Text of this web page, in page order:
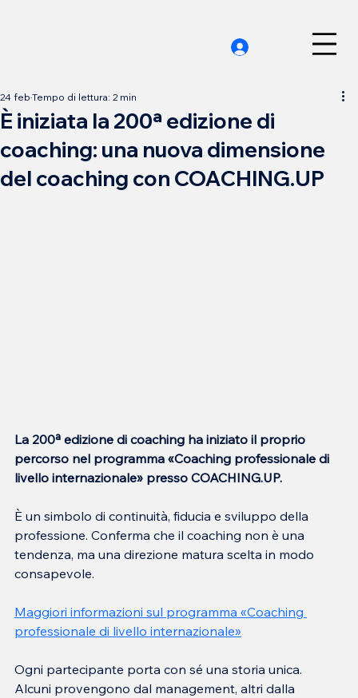
È iniziata la 200ª edizione di
coaching: una nuova dimensione
del coaching con COACHING.UP
24 feb Tempo di lettura: 2 min
La 200ª edizione di coaching ha iniziato il proprio
percorso nel programma «Coaching professionale di
livello internazionale» presso COACHING.UP.
È un simbolo di continuità, fiducia e sviluppo della
professione. Conferma che il coaching non è una
tendenza, ma una direzione matura scelta in modo
consapevole.
Maggiori informazioni sul programma «Coaching
professionale di livello internazionale»
Ogni partecipante porta con sé una storia unica.
Alcuni provengono dal management, altri dalla